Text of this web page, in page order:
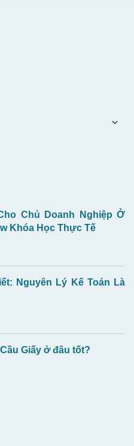
Chủ Doanh Nghiệp Ở
Khóa Học Thực Tế
Nguyên Lý Kế Toán Là
Giấy ở đâu tốt?